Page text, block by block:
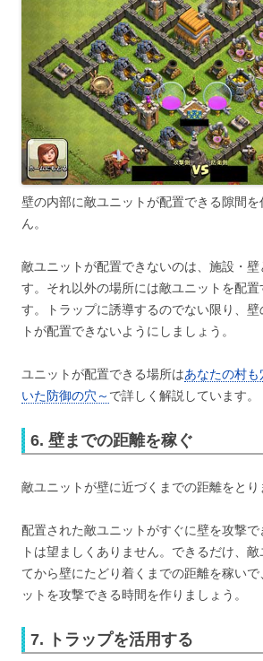
壁の内部に敵ユニットが配置できる隙間
ん。
敵ユニットが配置できないのは、施設・
す。それ以外の場所には敵ユニットを配置
す。トラップに誘導するのでない限り、壁
トが配置できないようにしましょう。
ユニットが配置できる場所はあなたの村
いた防御の穴～ で詳しく解説しています。
6. 壁までの距離を稼ぐ
敵ユニットが壁に近づくまでの距離をとり
配置された敵ユニットがすぐに壁を攻撃で
トは望ましくありません。できるだけ、
てから壁にたどり着くまでの距離を稼い
ットを攻撃できる時間を作りましょう。
7. トラップを活用する